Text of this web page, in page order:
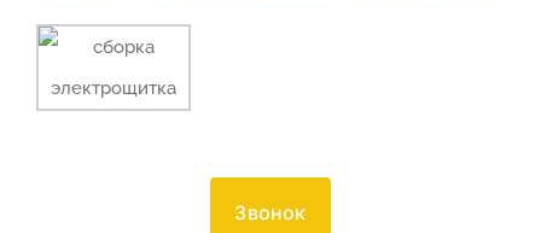
Звонок